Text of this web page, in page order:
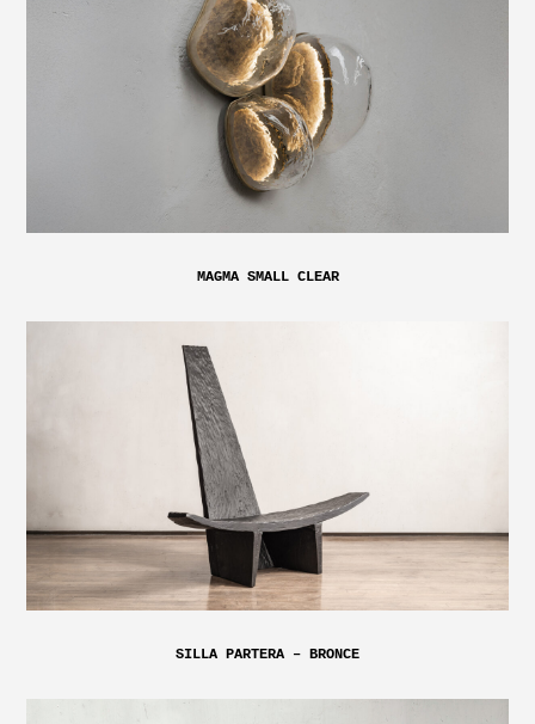
MAGMA SMALL CLEAR
SILLA PARTERA – BRONCE